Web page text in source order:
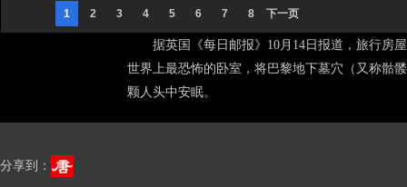
1 2 3 4 5 6 7 8 下一页
据英国《每日邮报》10月14日报道，旅行房
世界上最恐怖的卧室，将巴黎地下墓穴（又称骷
颗人头中安眠。
分享到：